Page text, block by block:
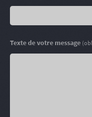
Texte de votre message